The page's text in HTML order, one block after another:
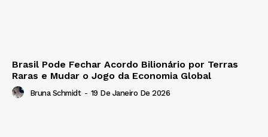
Brasil Pode Fechar Acordo Bilionário por Terras
Raras e Mudar o Jogo da Economia Global
Bruna Schmidt - 19 De Janeiro De 2026